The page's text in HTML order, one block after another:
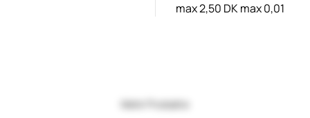
max 2,50 DK max 0,01
Mehr Produkte